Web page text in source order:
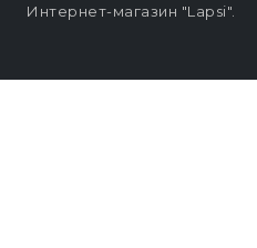
Интернет-магазин "Lapsi".